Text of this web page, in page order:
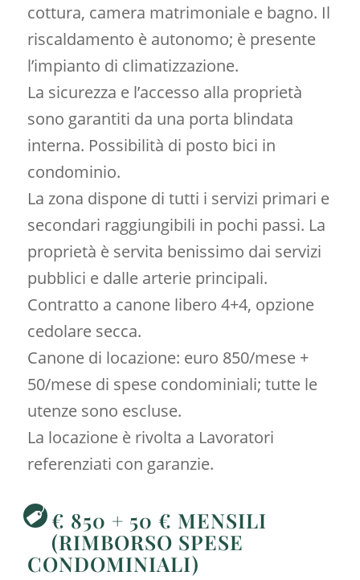
cottura, camera matrimoniale e bagno. Il
riscaldamento è autonomo; è presente
l’impianto di climatizzazione.
La sicurezza e l’accesso alla proprietà
sono garantiti da una porta blindata
interna. Possibilità di posto bici in
condominio.
La zona dispone di tutti i servizi primari e
secondari raggiungibili in pochi passi. La
proprietà è servita benissimo dai servizi
pubblici e dalle arterie principali.
Contratto a canone libero 4+4, opzione
cedolare secca.
Canone di locazione: euro 850/mese +
50/mese di spese condominiali; tutte le
utenze sono escluse.
La locazione è rivolta a Lavoratori
referenziati con garanzie.
€ 850 + 50 € MENSILI
(RIMBORSO SPESE
CONDOMINIALI)